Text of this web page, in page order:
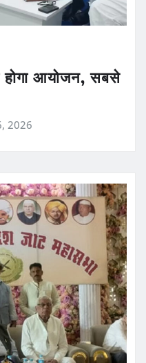
होगा आयोजन, सबसे
2026